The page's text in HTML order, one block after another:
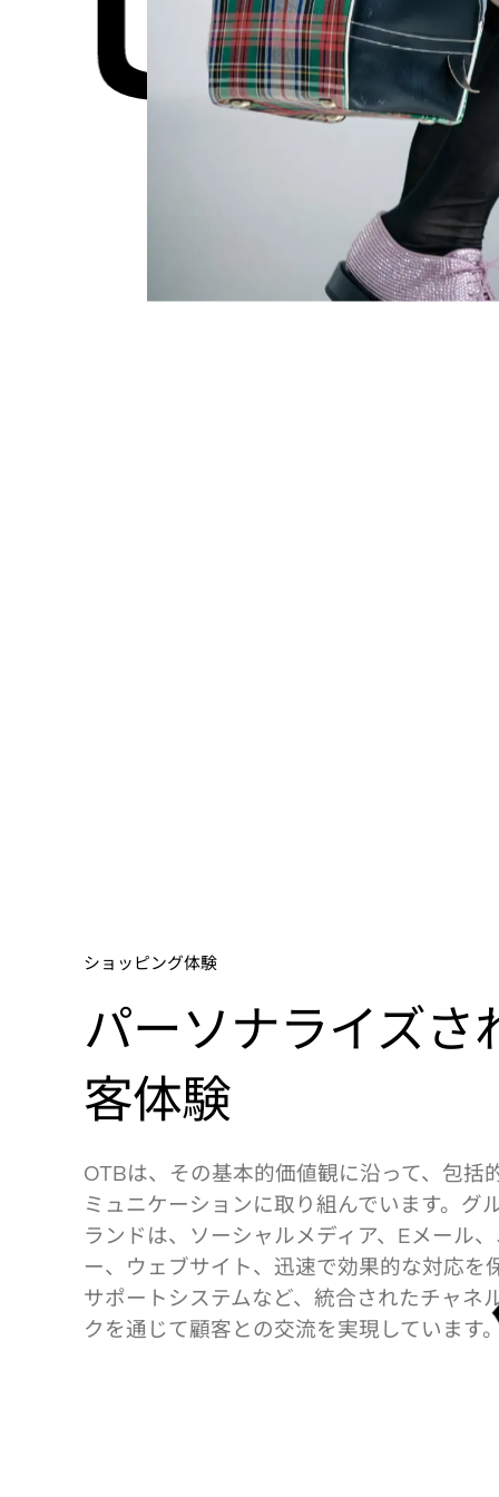
ショッピング体験
パーソナライズさ
客体験
OTBは、その基本的価値観に沿って、包括
ミュニケーションに取り組んでいます。グ
ランドは、ソーシャルメディア、 Eメール
ー、ウェブサイト、迅速で効果的な対応を
サポートシステムなど、統合されたチャネ
クを通じて顧客との交流を実現しています